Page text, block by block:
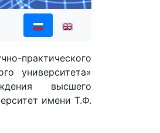
практического
университета»
высшего
имени Т.Ф.